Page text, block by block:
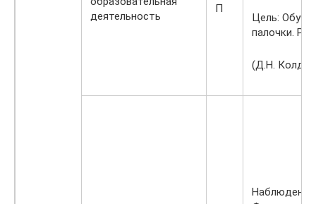
деятельность
П
Цель:
палочки.
(Д.Н.
Наблюдение